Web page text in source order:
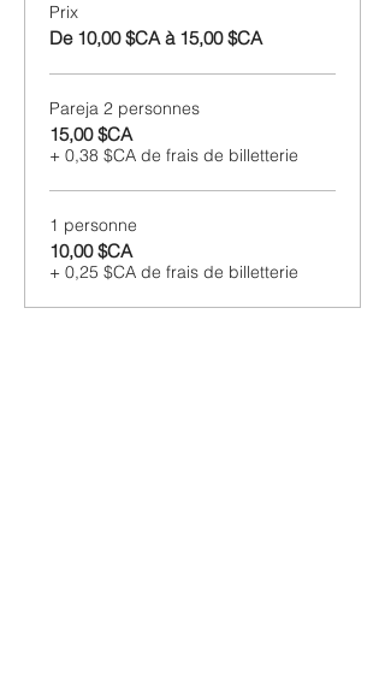
Prix
De 10,00 $CA à 15,00 $CA
Pareja 2 personnes
15,00 $CA
+ 0,38 $CA de frais de billetterie
1 personne
10,00 $CA
+ 0,25 $CA de frais de billetterie